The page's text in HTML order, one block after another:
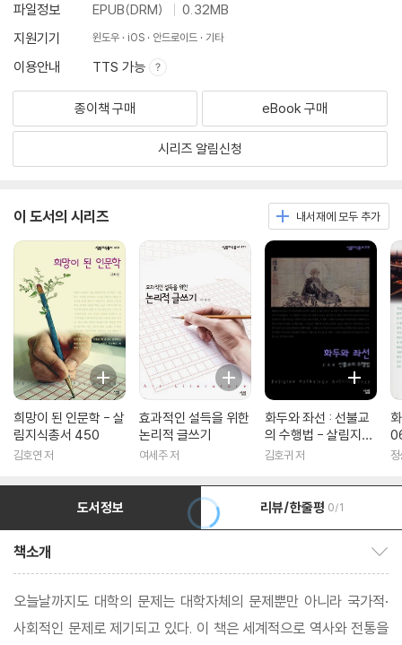
파일정보
EPUB(DRM)
0.32MB
지원기기
윈도우 iOS 안드로이드 기타
이용안내 TTS 가능
종이책 구매 eBook 구매
시리즈 알림신청
이 도서의 시리즈 내서재에 모두 추가
희망이 된 인문학 - 살
림지식총서 450
김호연 저
효과적인 설득을 위한
논리적 글쓰기
여세주 저
화두와 좌선 : 선불교
의 수행법 - 살림지식
총서 316
김호귀 저
도서정보 리뷰/한줄평 0/1
책소개
오늘날까지도 대학의 문제는 대학자체의 문제뿐만 아니라 국가적·
사회적인 문제로 제기되고 있다. 이 책은 세계적으로 역사와 전통을